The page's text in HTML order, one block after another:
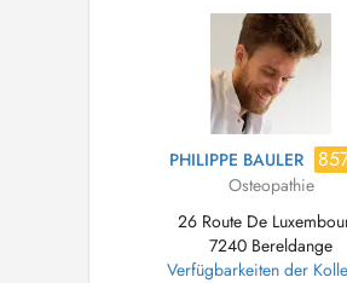
avec mon assistant Lilian BEYNE
Kinésithérapeute du Sport.
rendez-vous direc...
PHILIPPE BAULER
Osteopathie
26 Route De
7240 Bereldange
Verfügbarkeiten der